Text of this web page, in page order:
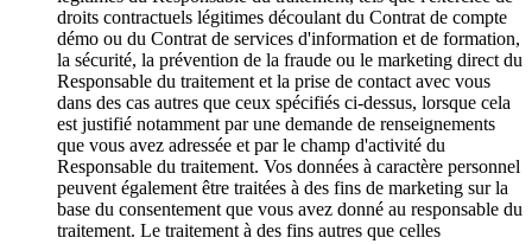
droits contractuels légitimes découlant du Contrat de compte
démo ou du Contrat de services d'information et de formation,
la sécurité, la prévention de la fraude ou le marketing direct du
Responsable du traitement et la prise de contact avec vous
dans des cas autres que ceux spécifiés ci-dessus, lorsque cela
est justifié notamment par une demande de renseignements
que vous avez adressée et par le champ d'activité du
Responsable du traitement. Vos données à caractère personnel
peuvent également être traitées à des fins de marketing sur la
base du consentement que vous avez donné au responsable du
traitement. Le traitement à des fins autres que celles